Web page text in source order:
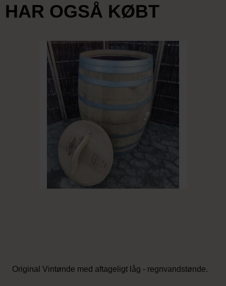
HAR OGSÅ KØBT
Original Vintønde med aftageligt låg - regnvandstønde.